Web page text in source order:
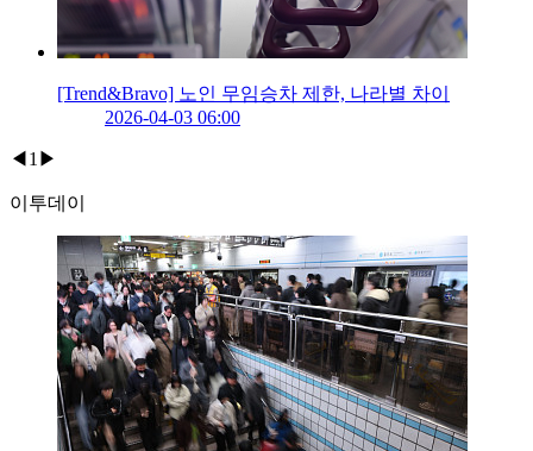
[Trend&Bravo] 노인 무임승차 제한, 나라별 차이
2026-04-03 06:00
◀ 1 ▶
이투데이